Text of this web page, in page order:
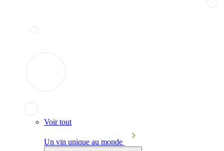
Voir tout
Un vin unique au monde